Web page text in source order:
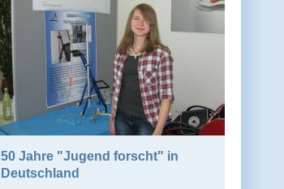
50 Jahre "Jugend forscht" in
Deutschland